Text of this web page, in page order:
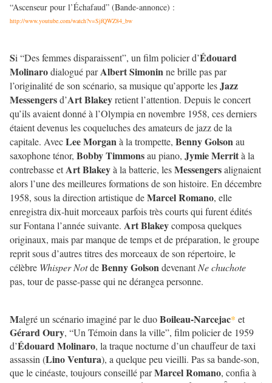
“Ascenseur pour l’Échafaud” (Bande-annonce) :
http://www.youtube.com/watch?v=SjfQWZ84_bw
Si “Des femmes disparaissent”, un film policier d’Édouard
Molinarodialogué parAlbert Simonin ne brille pas par
l’originalité de son scénario, sa musique qu’apporte lesJazz
Messengersd’Art Blakeyretient l’attention. Depuis le concert
qu’ils avaient donné à l’Olympia en novembre 1958, ces derniers
étaient devenus les coqueluches des amateurs de jazz de la
capitale. AvecLee Morgan à la trompette, Benny Golson au
saxophone ténor, Bobby Timmonsau piano, Jymie Merrità la
contrebasse etArt Blakeyà la batterie, lesMessengersalignaient
alors l’une des meilleures formations de son histoire. En décembre
1958, sous la direction artistique deMarcel Romano, elle
enregistra dix-huit morceaux parfois très courts qui furent édités
sur Fontana l’année suivante. Art Blakeycomposa quelques
originaux, mais par manque de temps et de préparation, le groupe
reprit sous d’autres titres des morceaux de son répertoire, le
célèbre Whisper NotdeBenny Golson devenantNe chuchote
pas, tour de passe-passe qui ne dérangea personne.
Malgré un scénario imaginé par le duoBoileau-Narcejac* et
Gérard Oury, “Un Témoin dans la ville”, film policier de 1959
d’Édouard Molinaro, la traque nocturne d’un chauffeur de taxi
assassin (Lino Ventura), a quelque peu vieilli. Pas sa bande-son,
que le cinéaste, toujours conseillé parMarcel Romano, confia à